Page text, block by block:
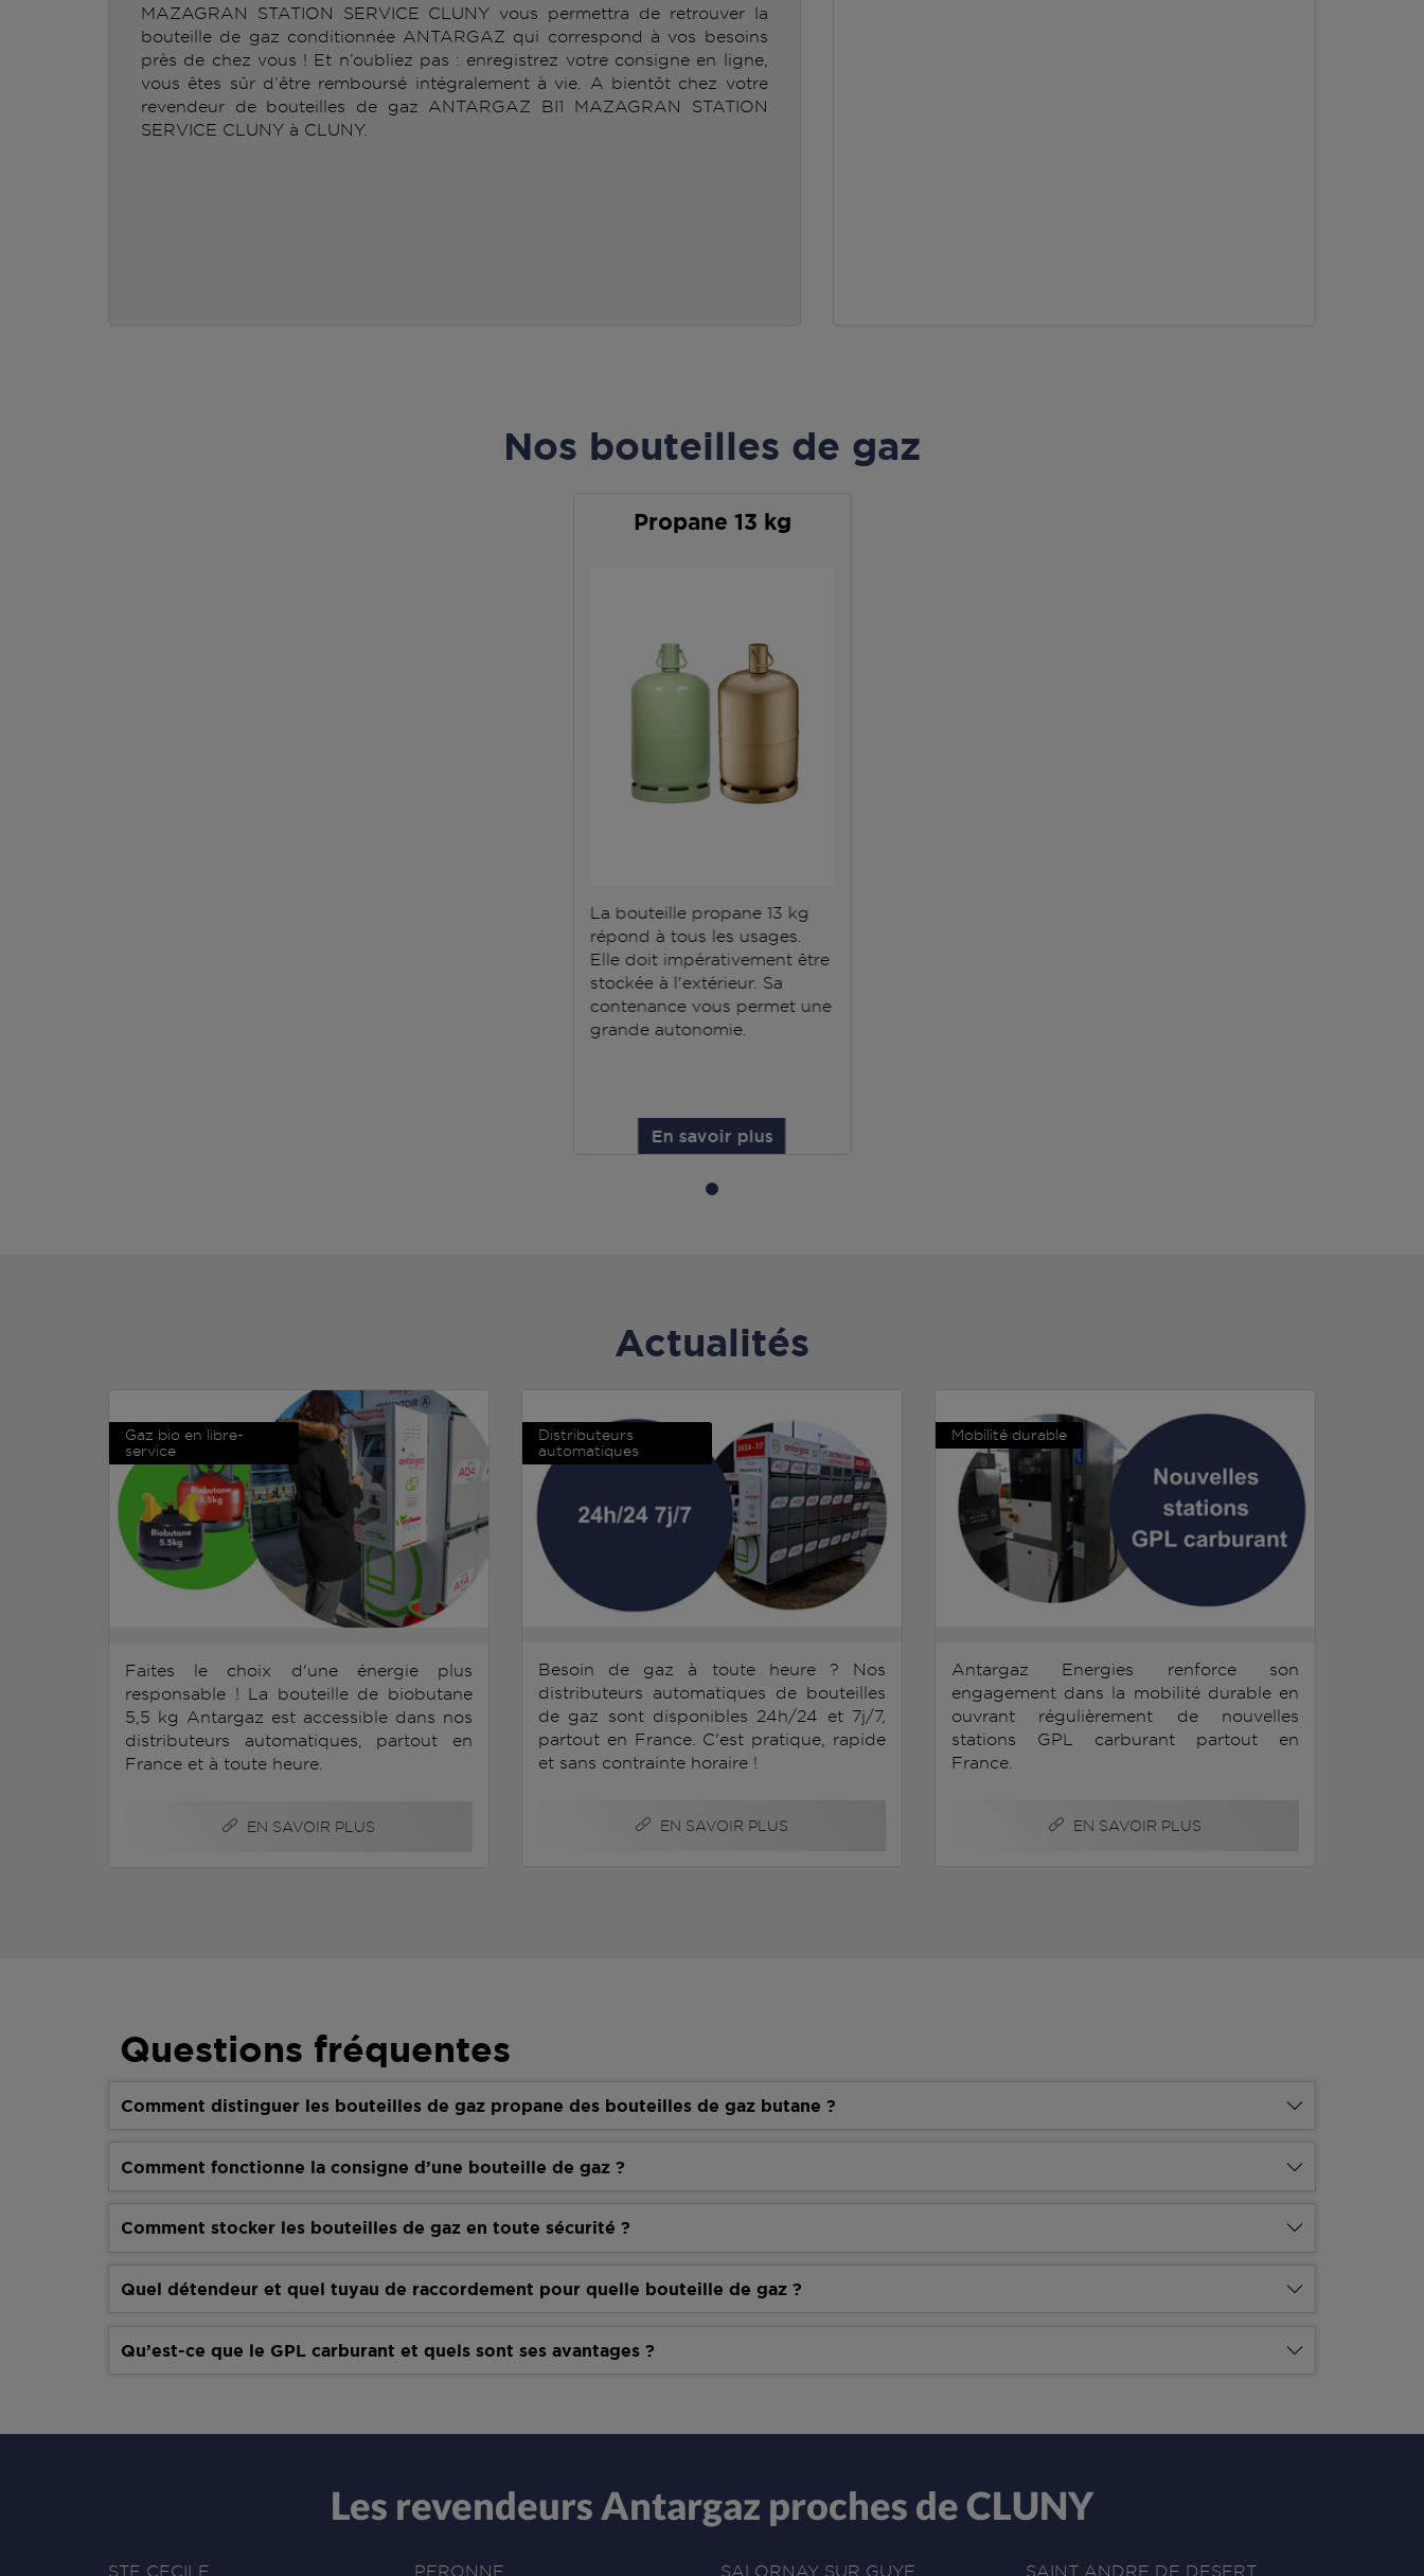
MAZAGRAN STATION SERVICE CLUNY vous permettra de retrouver la
bouteille de gaz conditionnée ANTARGAZ qui correspond à vos besoins
près de chez vous ! Et n’oubliez pas : enregistrez votre consigne en ligne,
vous êtes sûr d’être remboursé intégralement à vie. A bientôt chez votre
revendeur de bouteilles de gaz ANTARGAZ BI1 MAZAGRAN STATION
SERVICE CLUNY à CLUNY.
Nos bouteilles de gaz
Propane 13 kg
La bouteille propane 13 kg
répond à tous les usages.
Elle doit impérativement être
stockée à l'extérieur. Sa
contenance vous permet une
grande autonomie.
En savoir plus
Actualités
Gaz bio en libre-
service
Faites le choix d'une énergie plus
responsable ! La bouteille de biobutane
5,5 kg Antargaz est accessible dans nos
distributeurs automatiques, partout en
France et à toute heure.
EN SAVOIR PLUS
Distributeurs
automatiques
Besoin de gaz à toute heure ? Nos
distributeurs automatiques de bouteilles
de gaz sont disponibles 24h/24 et 7j/7,
partout en France. C'est pratique, rapide
et sans contrainte horaire !
EN SAVOIR PLUS
Mobilité durable
Antargaz Energies renforce son
engagement dans la mobilité durable en
ouvrant régulièrement de nouvelles
stations GPL carburant partout en
France.
EN SAVOIR PLUS
Questions fréquentes
Comment distinguer les bouteilles de gaz propane des bouteilles de gaz butane ?
Comment fonctionne la consigne d’une bouteille de gaz ?
Comment stocker les bouteilles de gaz en toute sécurité ?
Quel détendeur et quel tuyau de raccordement pour quelle bouteille de gaz ?
Qu’est-ce que le GPL carburant et quels sont ses avantages ?
Les revendeurs Antargaz proches de CLUNY
STE CECILE PERONNE SALORNAY SUR GUYE SAINT ANDRE DE DESERT